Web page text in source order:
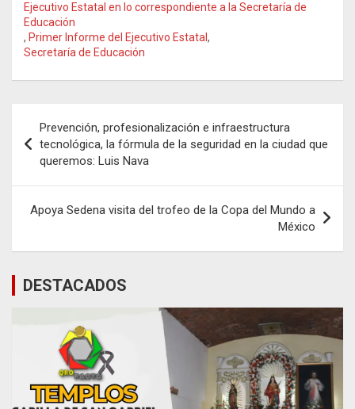
Ejecutivo Estatal en lo correspondiente a la Secretaría de
Educación
, Primer Informe del Ejecutivo Estatal,
Secretaría de Educación
de
entradas
Prevención, profesionalización e infraestructura
tecnológica, la fórmula de la seguridad en la ciudad que
queremos: Luis Nava
Apoya Sedena visita del trofeo de la Copa del Mundo a
México
DESTACADOS